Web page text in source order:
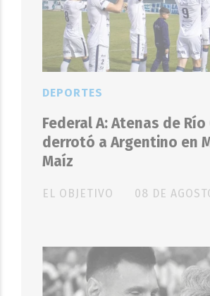
Federal A: Atenas de
derrotó a Argentino en
Maíz
EL OBJETIVO
DEPORTES
08 DE